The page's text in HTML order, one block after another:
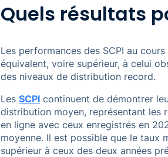
Quels résultats
Les performances des SCPI au
équivalent, voire supérieur, à celui
des niveaux de distribution record.
Les SCPI continuent de démontrer
distribution moyen, représentant les
en ligne avec ceux enregistrés en
moyenne. Il est possible que le taux
supérieur à ceux des deux années